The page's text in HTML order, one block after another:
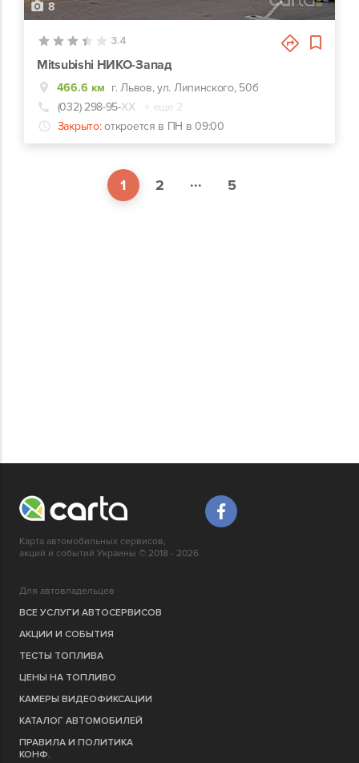
8
3.4
Mitsubishi НИКО-Запад
466.6 км г. Львов, ул. Липинского, 50б
(032) 298-95-ХХ
+ еще 2
Закрыто: откроется в ПН в 09:00
1 2 ... 5
Карта автомобильных сервисов,
акций и событий Украины © 2018 - 2026
Для автовладельцев
ВСЕ УСЛУГИ АВТОСЕРВИСОВ
АКЦИИ И СОБЫТИЯ
ТЕСТЫ ТОПЛИВА
ЦЕНЫ НА ТОПЛИВО
КАМЕРЫ ВИДЕОФИКСАЦИИ
КАТАЛОГ АВТОМОБИЛЕЙ
ПРАВИЛА И ПОЛИТИКА
КОНФ.